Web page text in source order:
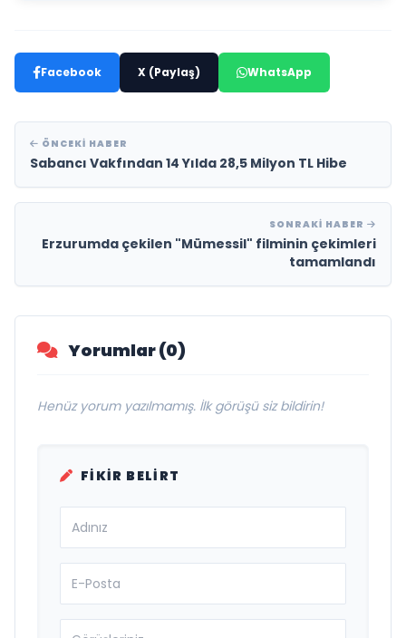
Facebook X (Paylaş) WhatsApp
ÖNCEKI HABER
Sabancı Vakfından 14 Yılda 28,5 Milyon TL Hibe
SONRAKI HABER
Erzurumda çekilen "Mümessil" filminin çekimleri
tamamlandı
Yorumlar (0)
Henüz yorum yazılmamış. İlk görüşü siz bildirin!
FIKIR BELIRT